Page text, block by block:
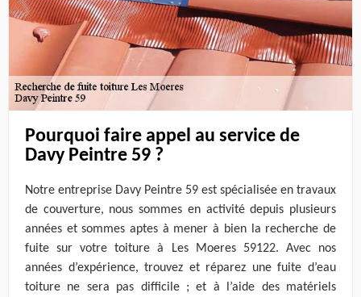
Pourquoi faire appel au service de
Davy Peintre 59 ?
Notre entreprise Davy Peintre 59 est spécialisée en travaux
de couverture, nous sommes en activité depuis plusieurs
années et sommes aptes à mener à bien la recherche de
fuite sur votre toiture à Les Moeres 59122. Avec nos
années d’expérience, trouvez et réparez une fuite d’eau
toiture ne sera pas difficile ; et à l’aide des matériels